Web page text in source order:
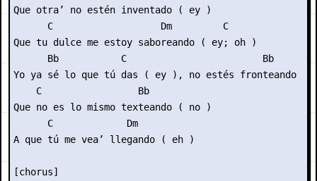
Que otra’ no estén inventado ( ey )
      C                   Dm         C
Que tu dulce me estoy saboreando ( ey; oh )
      Bb           C                        Bb
Yo ya sé lo que tú das ( ey ), no estés fronteando (
    C                 Bb
Que no es lo mismo texteando ( no )
      C             Dm
A que tú me vea’ llegando ( eh )
[chorus]